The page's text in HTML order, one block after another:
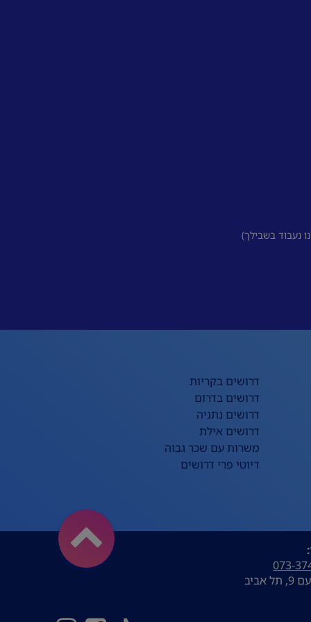
נעבוד בשבילך)
דרושים בקריות
דרושים בדרום
דרושים נתניה
דרושים אילת
משרות עם שכר גבוה
דיוטי פרי דרושים
073-